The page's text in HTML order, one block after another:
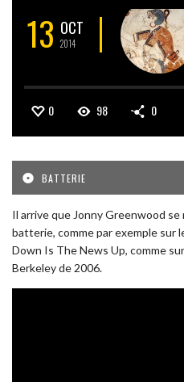
13 OCT
2014
0 98 0
BATTERIE
Il arrive que Jonny Greenwood
batterie, comme par exemple sur
Down Is The News Up, comme
Berkeley de 2006.